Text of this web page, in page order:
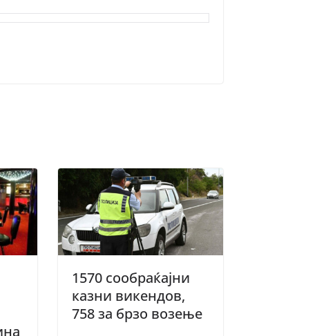
1570 сообраќајни
казни викендов,
758 за брзо возење